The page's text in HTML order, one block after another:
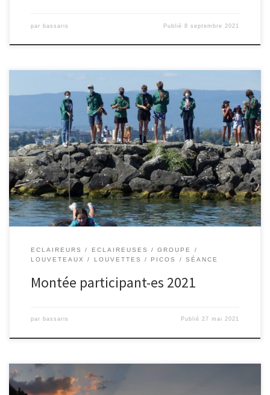
par bassaris Publié8 septembre 2021
ECLAIREURS ECLAIREUSES
GROUPE
LOUVETEAUX
LOUVETTES PICOS SÉANCE
Montée participant-es 2021
par bassaris Publié27 mai 2021